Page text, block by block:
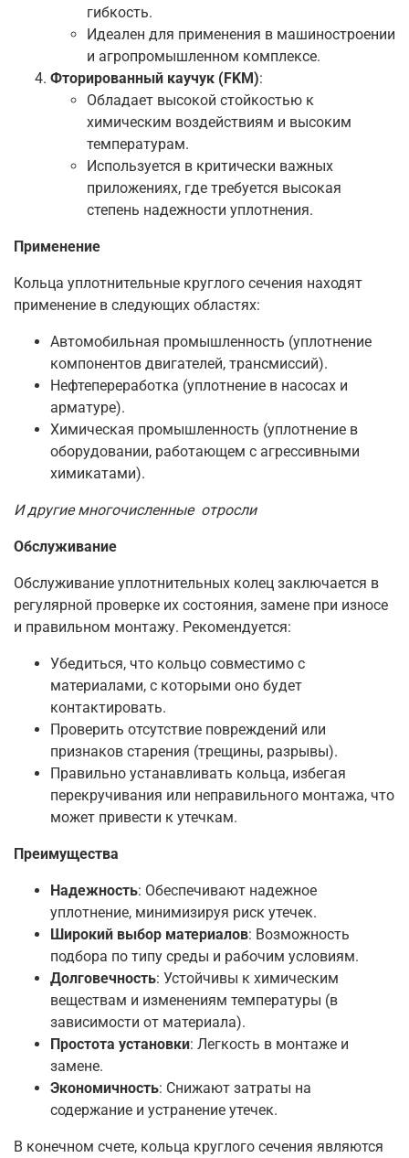
гибкость.
Идеален для применения в машиностроении
и агропромышленном комплексе.
Фторированный каучук (FKM):
Обладает высокой стойкостью к
химическим воздействиям и высоким
температурам.
Используется в критически важных
приложениях, где требуется высокая
степень надежности уплотнения.
Применение
Кольца уплотнительные круглого сечения находят
применение в следующих областях:
Автомобильная промышленность (уплотнение
компонентов двигателей, трансмиссий).
Нефтепереработка (уплотнение в насосах и
арматуре).
Химическая промышленность (уплотнение в
оборудовании, работающем с агрессивными
химикатами).
И другие многочисленные отросли
Обслуживание
Обслуживание уплотнительных колец заключается в
регулярной проверке их состояния, замене при износе
и правильном монтажу. Рекомендуется:
Убедиться, что кольцо совместимо с
материалами, с которыми оно будет
контактировать.
Проверить отсутствие повреждений или
признаков старения (трещины, разрывы).
Правильно устанавливать кольца, избегая
перекручивания или неправильного монтажа, что
может привести к утечкам.
Преимущества
Надежность: Обеспечивают надежное
уплотнение, минимизируя риск утечек.
Широкий выбор материалов: Возможность
подбора по типу среды и рабочим условиям.
Долговечность: Устойчивы к химическим
веществам и изменениям температуры (в
зависимости от материала).
Простота установки: Легкость в монтаже и
замене.
Экономичность: Снижают затраты на
содержание и устранение утечек.
В конечном счете, кольца круглого сечения являются